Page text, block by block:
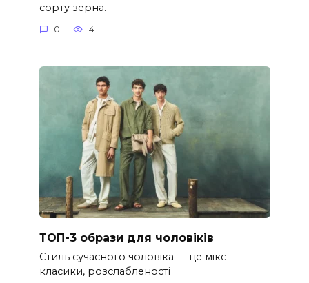
сорту зерна.
0 4
ТОП-3 образи для чоловіків
Стиль сучасного чоловіка — це мікс
класики, розслабленості